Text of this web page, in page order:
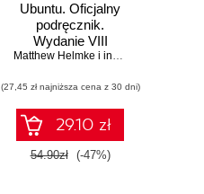
Ubuntu. Oficjalny
podręcznik.
Wydanie VIII
Matthew Helmke i inni. (spis autorów w inf. dodatkowych)
(27,45 zł najniższa cena z 30 dni)
29.10 zł
54.90zł (-47%)